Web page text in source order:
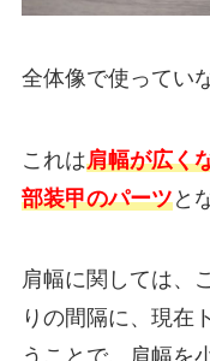
全体像で使ってい
これは肩幅が広く
部装甲のパーツと
肩幅に関しては、
りの間隔に、現在